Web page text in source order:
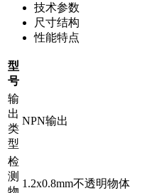
技术参数
尺寸结构
性能特点
型
号
输
出
类
型
NPN输出
检
测
1.2x0.8mm不透明物体